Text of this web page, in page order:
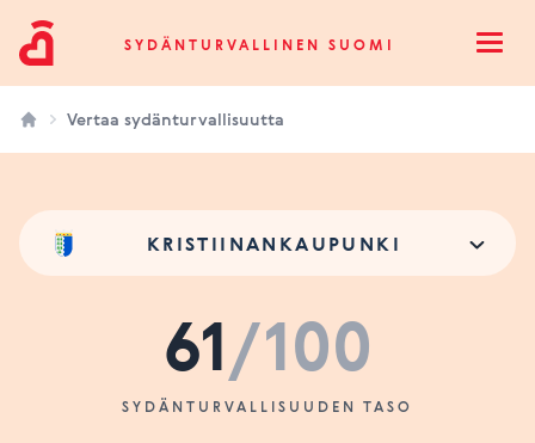
Sydänturvallinen SuomiSYDÄNTURVALLINEN SUOMI
Vertaa sydänturvallisuutta
KRISTIINANKAUPUNKI
61/100
SYDÄNTURVALLISUUDEN TASO